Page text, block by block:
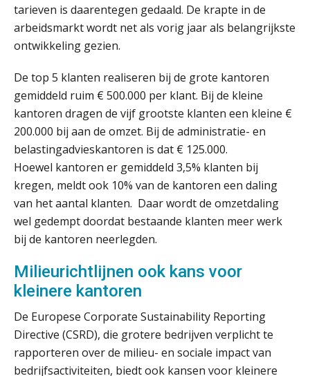
tarieven is daarentegen gedaald. De krapte in de
arbeidsmarkt wordt net als vorig jaar als belangrijkste
ontwikkeling gezien.
De top 5 klanten realiseren bij de grote kantoren
gemiddeld ruim € 500.000 per klant. Bij de kleine
kantoren dragen de vijf grootste klanten een kleine €
200.000 bij aan de omzet. Bij de administratie- en
belastingadvieskantoren is dat € 125.000.
Hoewel kantoren er gemiddeld 3,5% klanten bij
kregen, meldt ook 10% van de kantoren een daling
van het aantal klanten. Daar wordt de omzetdaling
wel gedempt doordat bestaande klanten meer werk
bij de kantoren neerlegden.
Milieurichtlijnen ook kans voor
kleinere kantoren
De Europese Corporate Sustainability Reporting
Directive (CSRD), die grotere bedrijven verplicht te
rapporteren over de milieu- en sociale impact van
bedrijfsactiviteiten, biedt ook kansen voor kleinere
Het herbeleggen van de
Herinvesteringsreserve (HIR) in een
vastgoedbeleggingsfonds?
Ketenmachtigingen centraal beheren:
zo werkt u slimmer met eHerkenning
de autonome AI-boekhouder
De curator klopt aan: wat moet een
accountantskantoor afgeven bij een
faillissement van een klant?
met Twinfield, Exact Online en
Van Mook: “Met Minox Focus wil ik
groeien naar twee keer zoveel
klanten.”
Van losse vastlegging naar
aantoonbare grip op KYC en de Wwft
Woord & Daad: “Van wildgroei naar